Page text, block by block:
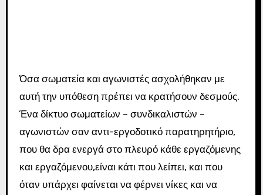
Όσα σωματεία και αγωνιστές ασχολήθηκαν με
αυτή την υπόθεση πρέπει να κρατήσουν δεσμούς.
Ένα δίκτυο σωματείων – συνδικαλιστών –
αγωνιστών σαν αντι-εργοδοτικό παρατηρητήριο,
που θα δρα ενεργά στο πλευρό κάθε εργαζόμενης
και εργαζόμενου,είναι κάτι που λείπει, και που
όταν υπάρχει φαίνεται να φέρνει νίκες και να